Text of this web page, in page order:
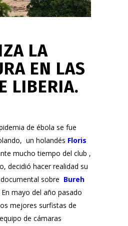
LA
EN LAS
LIBERIA.
de ébola se fue
un holandés Floris
mucho tiempo del club ,
decidió hacer realidad su
sobre Bureh
En mayo del año pasado
mejores surfistas de
de cámaras